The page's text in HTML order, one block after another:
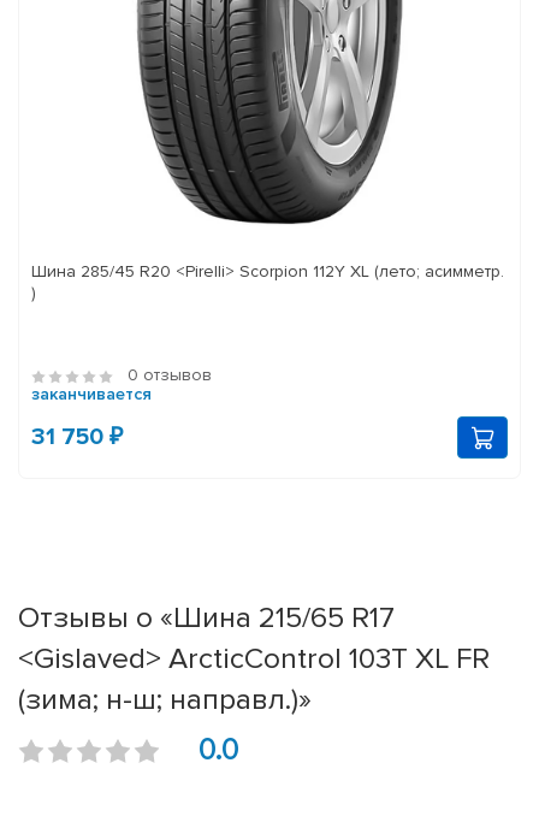
Шина 285/45 R20 <Pirelli> Scorpion 112Y XL (лето; асимметр.
)
0 отзывов
заканчивается
31 750 ₽
Отзывы о «Шина 215/65 R17
<Gislaved> ArcticControl 103T XL FR
(зима; н-ш; направл.)»
0.0